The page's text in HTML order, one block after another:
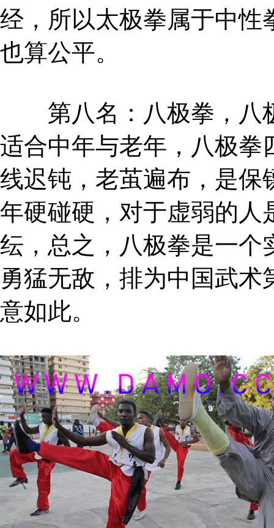
经，所以太极拳属于中性
也算公平。
第八名：八极拳，八
适合中年与老年，八极拳
线迟钝，老茧遍布，是保
年硬碰硬，对于虚弱的人
纭，总之，八极拳是一个
勇猛无敌，排为中国武
意如此。